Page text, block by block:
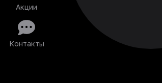
Акции
Контакты